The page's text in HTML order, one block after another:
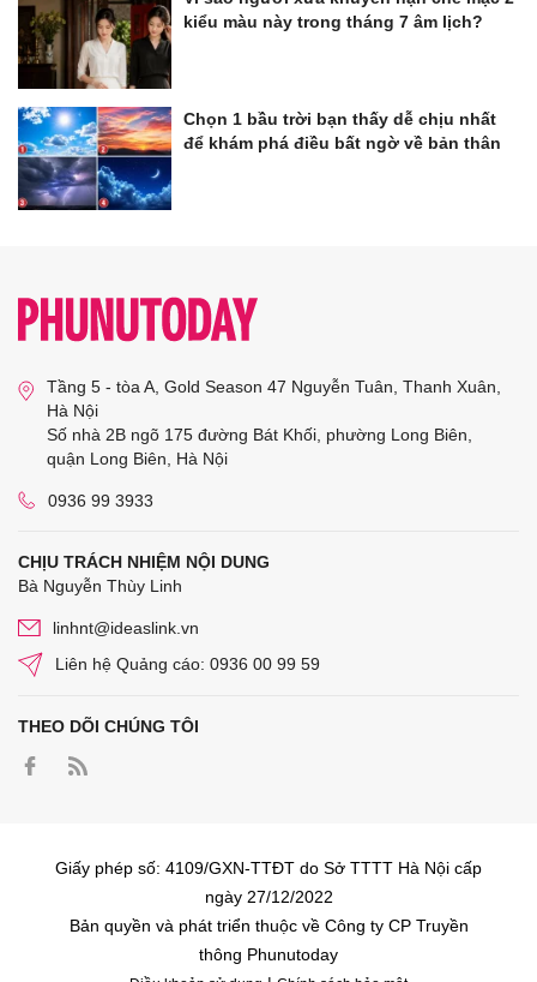
kiểu màu này trong tháng 7 âm lịch?
Chọn 1 bầu trời bạn thấy dễ chịu nhất
để khám phá điều bất ngờ về bản thân
Tầng 5 - tòa A, Gold Season 47 Nguyễn Tuân, Thanh Xuân,
Hà Nội
Số nhà 2B ngõ 175 đường Bát Khối, phường Long Biên,
quận Long Biên, Hà Nội
0936 99 3933
CHỊU TRÁCH NHIỆM NỘI DUNG
Bà Nguyễn Thùy Linh
linhnt@ideaslink.vn
Liên hệ Quảng cáo: 0936 00 99 59
THEO DÕI CHÚNG TÔI
Giấy phép số: 4109/GXN-TTĐT do Sở TTTT Hà Nội cấp
ngày 27/12/2022
Bản quyền và phát triển thuộc về Công ty CP Truyền
thông Phunutoday